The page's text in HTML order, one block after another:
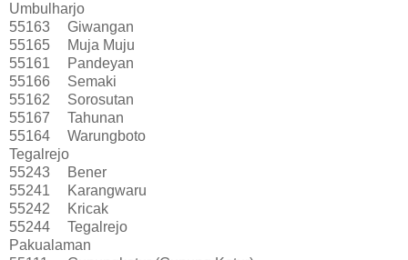
Umbulharjo
55163
Giwangan
55165
Muja Muju
55161
Pandeyan
55166
Semaki
55162
Sorosutan
55167
Tahunan
55164
Warungboto
Tegalrejo
55243
Bener
55241
Karangwaru
55242
Kricak
55244
Tegalrejo
Pakualaman